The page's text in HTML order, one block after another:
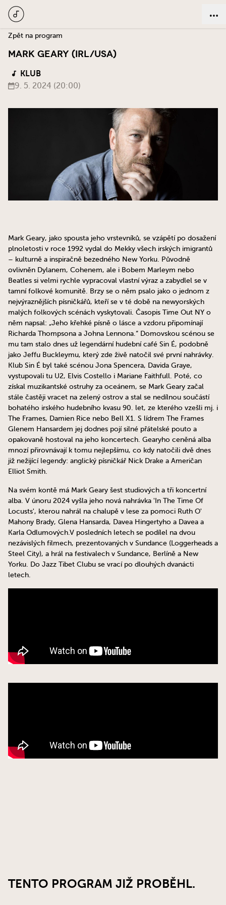
Zpět na program
MARK GEARY (IRL/USA)
KLUB
9. 5. 2024 (20:00)
Mark Geary, jako spousta jeho vrstevníků, se vzápětí po dosažení
plnoletosti v roce 1992 vydal do Mekky všech irských imigrantů
– kulturně a inspiračně bezedného New Yorku. Původně
ovlivněn Dylanem, Cohenem, ale i Bobem Marleym nebo
Beatles si velmi rychle vypracoval vlastní výraz a zabydlel se v
tamní folkové komunitě. Brzy se o něm psalo jako o jednom z
nejvýraznějších písničkářů, kteří se v té době na newyorských
malých folkových scénách vyskytovali. Časopis Time Out NY o
něm napsal: „Jeho křehké písně o lásce a vzdoru připomínají
Richarda Thompsona a Johna Lennona.“ Domovskou scénou se
mu tam stalo dnes už legendární hudební café Sin É, podobně
jako Jeffu Buckleymu, který zde živě natočil své první nahrávky.
Klub Sin É byl také scénou Jona Spencera, Davida Graye,
vystupovali tu U2, Elvis Costello i Mariane Faithfull. Poté, co
získal muzikantské ostruhy za oceánem, se Mark Geary začal
stále častěji vracet na zelený ostrov a stal se nedílnou součástí
bohatého irského hudebního kvasu 90. let, ze kterého vzešli mj. i
The Frames, Damien Rice nebo Bell X1. S lídrem The Frames
Glenem Hansardem jej dodnes pojí silné přátelské pouto a
opakovaně hostoval na jeho koncertech. Gearyho ceněná alba
mnozí přirovnávají k tomu nejlepšímu, co kdy natočili dvě dnes
již nežijící legendy: anglický písničkář Nick Drake a Američan
Elliot Smith.
Na svém kontě má Mark Geary šest studiových a tři koncertní
alba. V únoru 2024 vyšla jeho nová nahrávka 'In The Time Of
Locusts', kterou nahrál na chalupě v lese za pomoci Ruth O'
Mahony Brady, Glena Hansarda, Davea Hingertyho a Davea a
Karla Odlumových.V posledních letech se podílel na dvou
nezávislých filmech, prezentovaných v Sundance (Loggerheads a
Steel City), a hrál na festivalech v Sundance, Berlíně a New
Yorku. Do Jazz Tibet Clubu se vrací po dlouhých dvanácti
letech.
TENTO PROGRAM JIŽ PROBĚHL.